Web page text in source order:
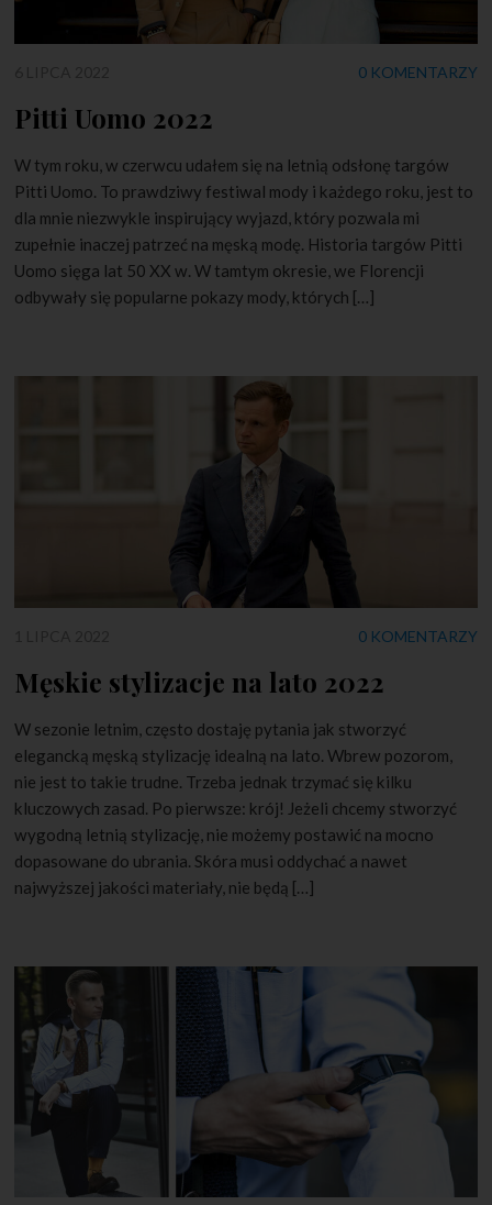
0 KOMENTARZY
Pitti Uomo 2022
W tym roku, w czerwcu udałem się na letnią odsłonę targów
Pitti Uomo. To prawdziwy festiwal mody i każdego roku, jest to
dla mnie niezwykle inspirujący wyjazd, który pozwala mi
zupełnie inaczej patrzeć na męską modę. Historia targów Pitti
Uomo sięga lat 50 XX w. W tamtym okresie, we Florencji
odbywały się popularne pokazy mody, których […]
0 KOMENTARZY
Męskie stylizacje na lato 2022
W sezonie letnim, często dostaję pytania jak stworzyć
elegancką męską stylizację idealną na lato. Wbrew pozorom,
nie jest to takie trudne. Trzeba jednak trzymać się kilku
kluczowych zasad. Po pierwsze: krój! Jeżeli chcemy stworzyć
wygodną letnią stylizację, nie możemy postawić na mocno
dopasowane do ubrania. Skóra musi oddychać a nawet
najwyższej jakości materiały, nie będą […]